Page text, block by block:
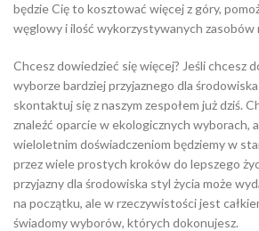
będzie Cię to kosztować więcej z góry,
węglowy i ilość wykorzystywanych zasobów
Chcesz dowiedzieć się więcej? Jeśli chcesz
wyborze bardziej przyjaznego dla
skontaktuj się z naszym zespołem już dziś.
znaleźć oparcie w ekologicznych wyborach,
wieloletnim doświadczeniom będziemy w
przez wiele prostych kroków do lepszego
przyjazny dla środowiska styl życia może
na początku, ale w rzeczywistości jest
świadomy wyborów, których dokonujesz.